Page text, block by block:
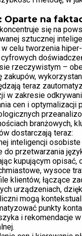
Oparte na
się na
sztucznej
celu tworzenia hiper-
rzeczywistym –
zakupów,
teraz
w zakresie
cen i optymalizacji
branżowych,
dostarczają teraz:
inteligencji
do przetwarzania
kupującym opisać,
wysoce
klientów, łączące
urządzeniach,
mogą
punkty
i rekomendacje